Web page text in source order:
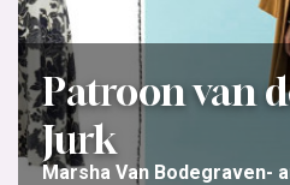
Patroon van
Jurk
Marsha Van Bodegraven